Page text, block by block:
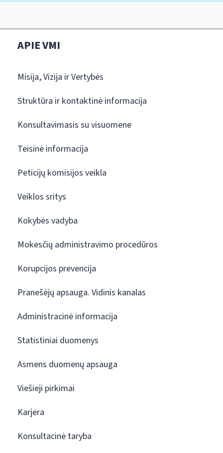
APIE VMI
Misija, Vizija ir Vertybės
Struktūra ir kontaktinė informacija
Konsultavimasis su visuomene
Teisinė informacija
Peticijų komisijos veikla
Veiklos sritys
Kokybės vadyba
Mokesčių administravimo procedūros
Korupcijos prevencija
Pranešėjų apsauga. Vidinis kanalas
Administracinė informacija
Statistiniai duomenys
Asmens duomenų apsauga
Viešieji pirkimai
Karjera
Konsultacinė taryba